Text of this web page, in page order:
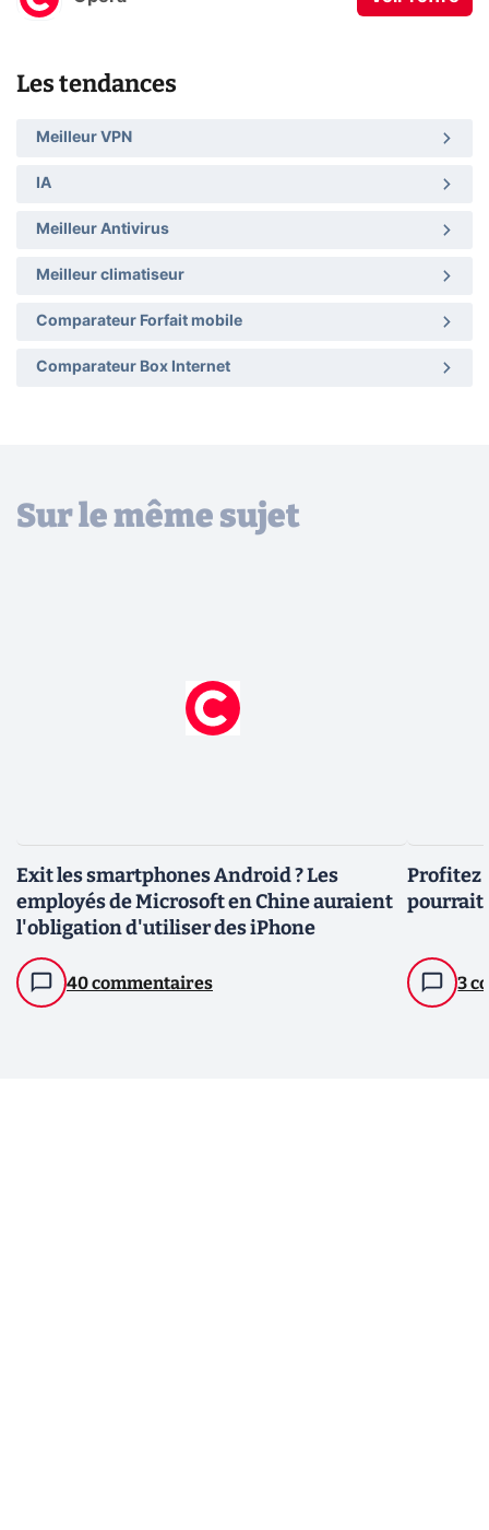
Les tendances
Meilleur VPN
IA
Meilleur Antivirus
Meilleur climatiseur
Comparateur Forfait mobile
Comparateur Box Internet
Sur le même sujet
Exit les smartphones Android ? Les
employés de Microsoft en Chine auraient
l'obligation d'utiliser des iPhone
40 commentaires
Profitez
pourrait
3